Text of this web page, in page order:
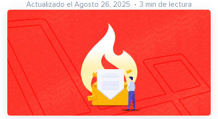
Actualizado el Agosto 26, 2025 3 min de lectura